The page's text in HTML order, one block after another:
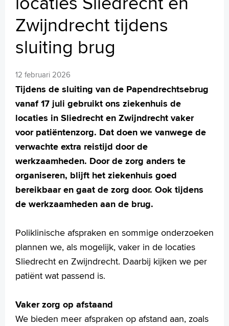
MijnASz
Wetenschappelijk onderzoek
Tekstgrootte A+
Voorleesfunctie
Language
Zoeken
English
Français
Polski
Arabisch
Zwijndrecht tijdens
sluiting brug
12 februari 2026
Tijdens de sluiting van de Papendrechtsebrug
vanaf 17 juli gebruikt ons ziekenhuis de
locaties in Sliedrecht en Zwijndrecht vaker
voor patiëntenzorg. Dat doen we vanwege de
verwachte extra reistijd door de
werkzaamheden. Door de zorg anders te
organiseren, blijft het ziekenhuis goed
bereikbaar en gaat de zorg door. Ook tijdens
de werkzaamheden aan de brug.
Poliklinische afspraken en sommige onderzoeken
plannen we, als mogelijk, vaker in de locaties
Sliedrecht en Zwijndrecht. Daarbij kijken we per
patiënt wat passend is.
Vaker zorg op afstaand
We bieden meer afspraken op afstand aan, zoals